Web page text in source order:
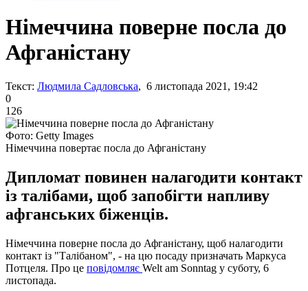
Німеччина поверне посла до
Афганістану
Текст: Людмила Садловська, 6 листопада 2021, 19:42
0
126
Фото: Getty Images
Німеччина повертає посла до Афганістану
Дипломат повинен налагодити контакт
із талібами, щоб запобігти напливу
афганських біженців.
Німеччина поверне посла до Афганістану, щоб налагодити
контакт із "Талібаном", - на цю посаду призначать Маркуса
Потцеля. Про це повідомляє Welt am Sonntag у суботу, 6
листопада.